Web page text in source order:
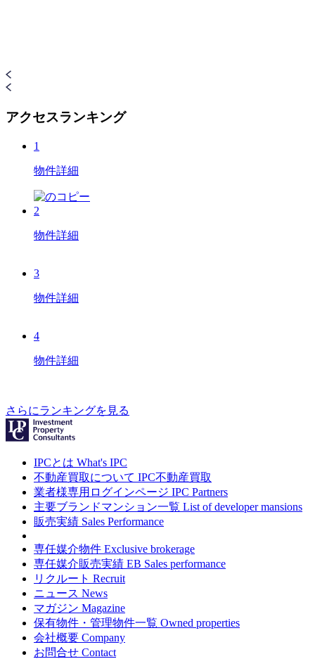
アクセスランキング
1
物件詳細
2
物件詳細
3
物件詳細
4
物件詳細
さらにランキングを見る
IPCとは What's IPC
不動産買取について IPC不動産買取
業者様専用ログインページ IPC Partners
主要ブランドマンション一覧 List of developer mansions
販売実績 Sales Performance
専任媒介物件 Exclusive brokerage
専任媒介販売実績 EB Sales performance
リクルート Recruit
ニュース News
マガジン Magazine
保有物件・管理物件一覧 Owned properties
会社概要 Company
お問合せ Contact